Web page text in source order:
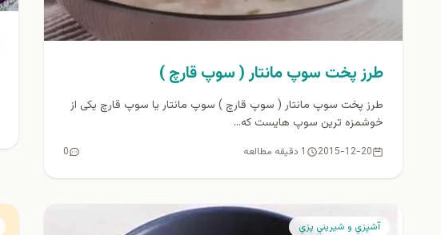
طرز پخت سوپ مانتار ( سوپ قارچ )
طرز پخت سوپ مانتار ( سوپ قارچ ) سوپ مانتار یا سوپ قارچ یکی از
خوشمزه ترین سوپ هایست که...
2015-12-20 1 دقیقه مطالعه 0
آشپزي و شيريني پزي